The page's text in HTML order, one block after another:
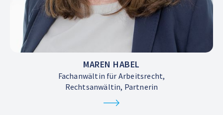
MAREN HABEL
Fachanwältin für Arbeitsrecht,
Rechtsanwältin, Partnerin